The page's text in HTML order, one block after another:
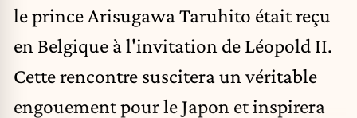
le prince Arisugawa Taruhito était reçu
en Belgique à l'invitation de Léopold II.
Cette rencontre suscitera un véritable
engouement pour le Japon et inspirera